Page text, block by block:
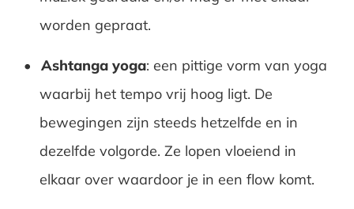
worden gepraat.
Ashtanga yoga: een pittige vorm van yoga
waarbij het tempo vrij hoog ligt. De
bewegingen zijn steeds hetzelfde en in
dezelfde volgorde. Ze lopen vloeiend in
elkaar over waardoor je in een flow komt.